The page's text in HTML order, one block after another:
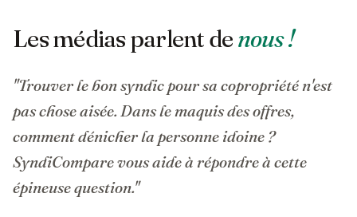
Les médias parlent denous !
"Trouver le bon syndic pour sa copropriété n'est
pas chose aisée. Dans le maquis des offres,
comment dénicher la personne idoine ?
SyndiCompare vous aide à répondre à cette
épineuse question."